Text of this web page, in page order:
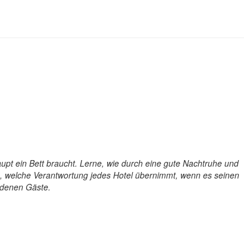
ein Bett braucht. Lerne, wie durch eine gute Nachtruhe und
Verantwortung jedes Hotel übernimmt, wenn es seinen
Gäste.